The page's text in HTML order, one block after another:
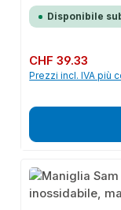
Disponibile
Prezzo normale:
CHF 39.33
Prezzi incl. IVA più